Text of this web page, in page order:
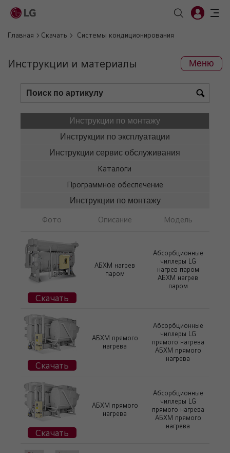
Главная Скачать Системы кондиционирования
Инструкции и материалы Меню
Инструкции по монтажу
Инструкции по эксплуатации
Инструкции сервис обслуживания
Каталоги
Программное обеспечение
Инструкции по монтажу
Фото Описание Модель
Скачать
АБХМ нагрев
паром
Абсорбционные
чиллеры LG
нагрев паром
АБХМ нагрев
паром
Скачать
АБХМ прямого
нагрева
Абсорбционные
чиллеры LG
прямого нагрева
АБХМ прямого
нагрева
Скачать
АБХМ прямого
нагрева
Абсорбционные
чиллеры LG
прямого нагрева
АБХМ прямого
нагрева